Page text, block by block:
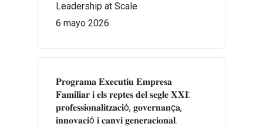
Leadership at Scale
6 mayo 2026
𝐏𝐫𝐨𝐠𝐫𝐚𝐦𝐚 𝐄𝐱𝐞𝐜𝐮𝐭𝐢𝐮 𝐄𝐦𝐩𝐫𝐞𝐬𝐚
𝐅𝐚𝐦𝐢𝐥𝐢𝐚𝐫 𝐢 𝐞𝐥𝐬 𝐫𝐞𝐩𝐭𝐞𝐬 𝐝𝐞𝐥 𝐬𝐞𝐠𝐥𝐞 𝐗𝐗𝐈:
𝐩𝐫𝐨𝐟𝐞𝐬𝐬𝐢𝐨𝐧𝐚𝐥𝐢𝐭𝐳𝐚𝐜𝐢ó, 𝐠𝐨𝐯𝐞𝐫𝐧𝐚𝐧ç𝐚,
𝐢𝐧𝐧𝐨𝐯𝐚𝐜𝐢ó 𝐢 𝐜𝐚𝐧𝐯𝐢 𝐠𝐞𝐧𝐞𝐫𝐚𝐜𝐢𝐨𝐧𝐚𝐥.